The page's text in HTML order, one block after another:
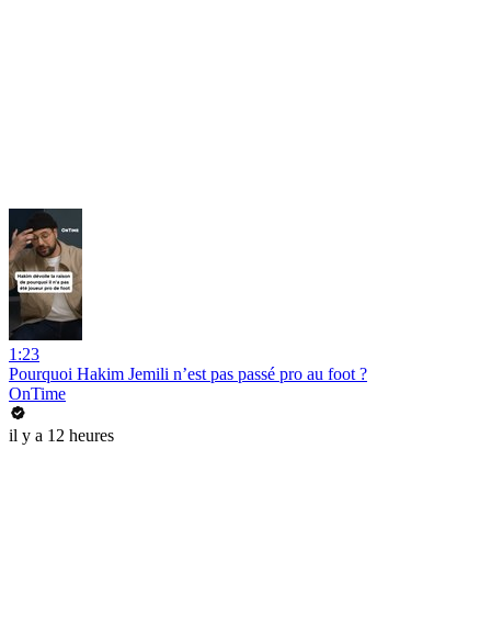
1:23
Pourquoi Hakim Jemili n’est pas passé pro au foot ?
OnTime
il y a 12 heures